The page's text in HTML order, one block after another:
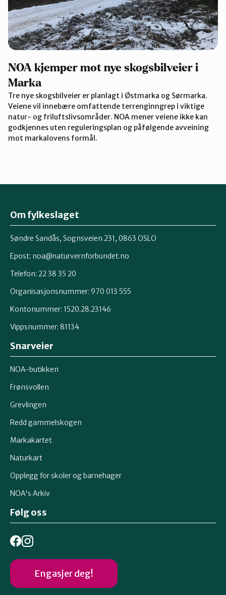
NOA kjemper mot nye skogsbilveier i
Marka
Tre nye skogsbilveier er planlagt i Østmarka og Sørmarka.
Veiene vil innebære omfattende terrenginngrep i viktige
natur- og friluftslivsområder. NOA mener veiene ikke kan
godkjennes uten reguleringsplan og påfølgende avveining
mot markalovens formål.
Om fylkeslaget
Søndre Sandås, Sognsveien 231, 0863 OSLO
Epost: noa@naturvernforbundet.no
Telefon: 22 38 35 20
Organisasjonsnummer: 970 013 555
Kontonummer: 1520.28.23146
Vippsnummer: 81134
Snarveier
NOA-butikken
Frønsvollen
Grevlingen
Redd gammelskogen
Markakartet
Naturkart
Opplegg for skoler og barnehager
NOA's Arkiv
Følg oss
Engasjer deg!